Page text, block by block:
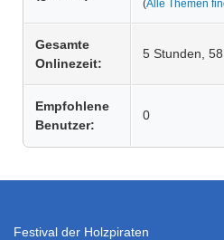
(Alle Themen
Gesamte
Onlinezeit:
5 Stunden,
Empfohlene
Benutzer:
0
Festival der Holzpiraten